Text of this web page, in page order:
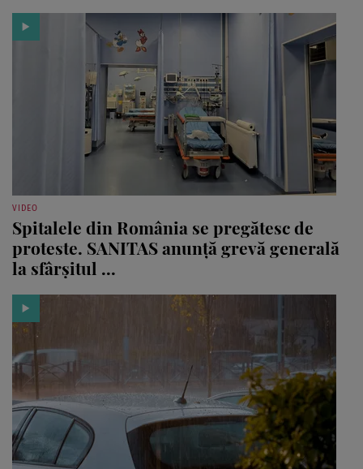
VIDEO
Spitalele din România se pregătesc de
proteste. SANITAS anunță grevă generală
la sfârșitul ...